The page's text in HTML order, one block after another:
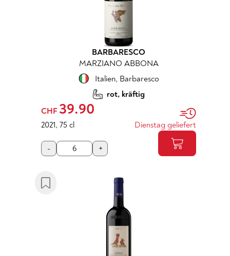
BARBARESCO
MARZIANO ABBONA
Italien, Barbaresco
rot, kräftig
CHF 39.90
2021, 75 cl Dienstag geliefert
- +